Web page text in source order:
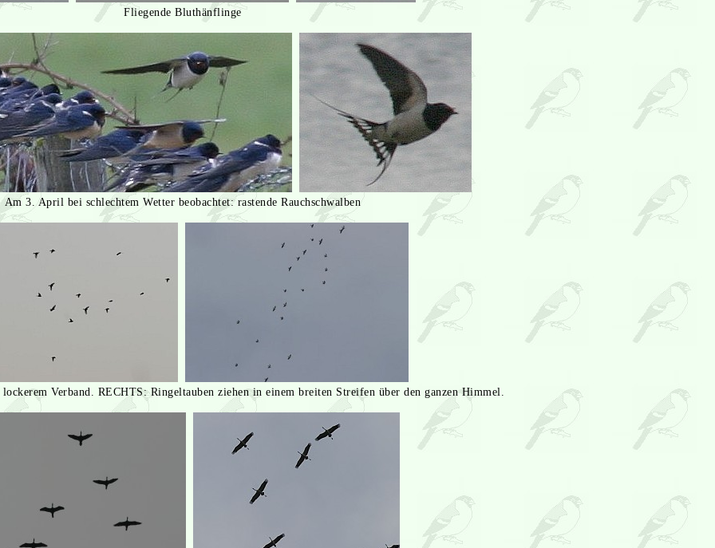
Fliegende Bluthänflinge
Am 3. April bei schlechtem Wetter beobachtet: rastende Rauchschwalben
Verband. RECHTS: Ringeltauben ziehen in einem breiten Streifen über den ganzen Himmel.